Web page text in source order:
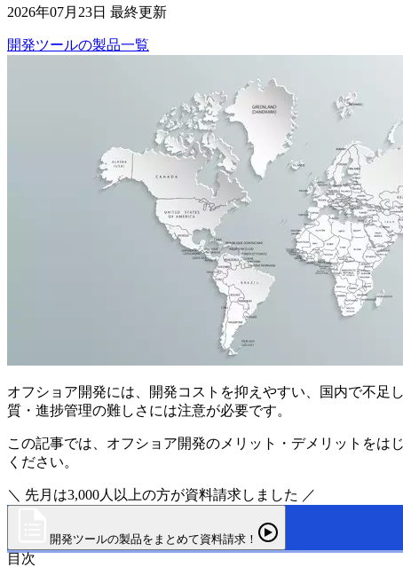
2026年07月23日 最終更新
開発ツールの製品一覧
オフショア開発には、開発コストを抑えやすい、国内で不足
質・進捗管理の難しさには注意が必要です。
この記事では、オフショア開発のメリット・デメリットをは
ください。
＼ 先月は3,000人以上の方が資料請求しました ／
開発ツールの製品をまとめて資料請求！
目次